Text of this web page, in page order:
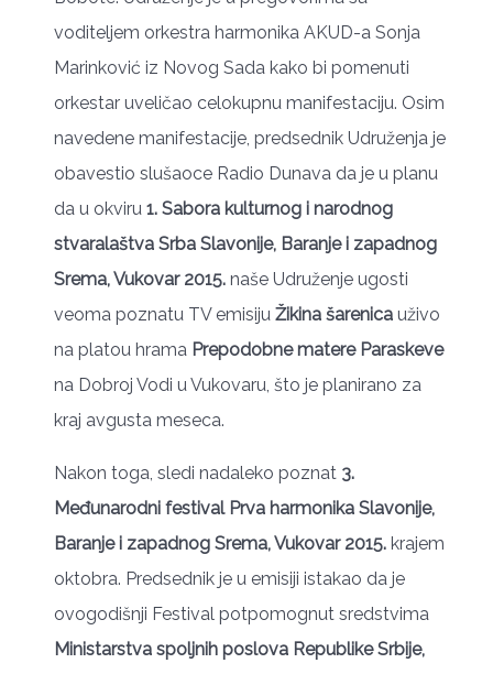
voditeljem orkestra harmonika AKUD-a Sonja
Marinković iz Novog Sada kako bi pomenuti
orkestar uveličao celokupnu manifestaciju. Osim
navedene manifestacije, predsednik Udruženja je
obavestio slušaoce Radio Dunava da je u planu
da u okviru 1. Sabora kulturnog i narodnog
stvaralaštva Srba Slavonije, Baranje i zapadnog
Srema, Vukovar 2015. naše Udruženje ugosti
veoma poznatu TV emisiju Žikina šarenica uživo
na platou hrama Prepodobne matere Paraskeve
na Dobroj Vodi u Vukovaru, što je planirano za
kraj avgusta meseca.
Nakon toga, sledi nadaleko poznat 3.
Međunarodni festival Prva harmonika Slavonije,
Baranje i zapadnog Srema, Vukovar 2015. krajem
oktobra. Predsednik je u emisiji istakao da je
ovogodišnji Festival potpomognut sredstvima
Ministarstva spoljnih poslova Republike Srbije,